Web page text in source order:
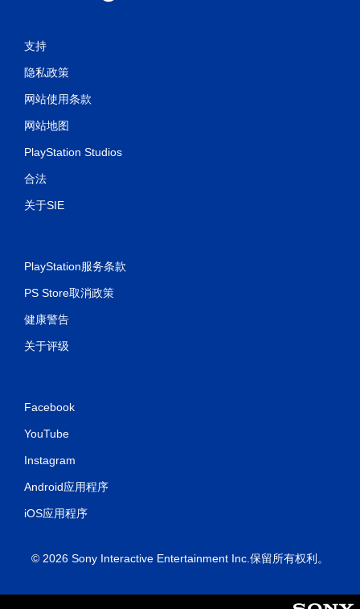
支持
隐私政策
网站使用条款
网站地图
PlayStation Studios
合法
关于SIE
PlayStation服务条款
PS Store取消政策
健康警告
关于评级
Facebook
YouTube
Instagram
Android应用程序
iOS应用程序
© 2026 Sony Interactive Entertainment Inc.保留所有权利。